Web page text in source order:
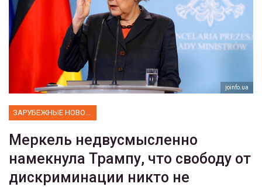
joinfo.ua
ЗАРУБЕЖНЫЕ НОВОСТИ
Меркель недвусмысленно
намекнула Трампу, что свободу от
дискриминации никто не